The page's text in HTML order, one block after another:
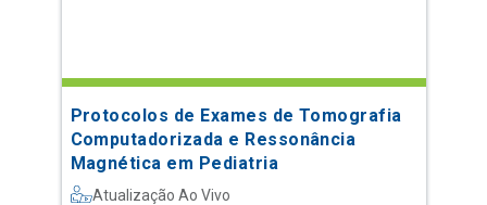
Protocolos de Exames de Tomografia
Computadorizada e Ressonância
Magnética em Pediatria
Atualização Ao Vivo